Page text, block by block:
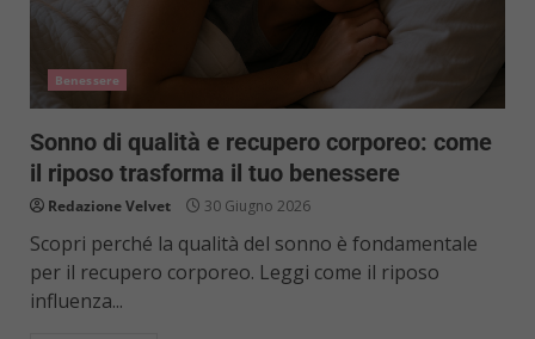
Benessere
Sonno di qualità e recupero corporeo: come
il riposo trasforma il tuo benessere
Redazione Velvet 30 Giugno 2026
Scopri perché la qualità del sonno è fondamentale
per il recupero corporeo. Leggi come il riposo
influenza...